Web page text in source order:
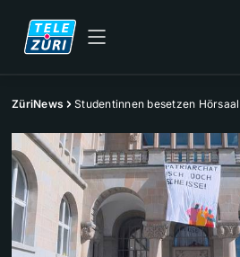
ZüriNews Studentinnen besetzen